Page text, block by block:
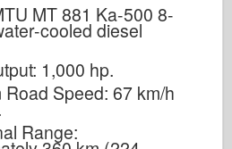
MT 881 Ka-500 8-
cooled diesel
1,000 hp.
Road Speed: 67 km/h
Range: